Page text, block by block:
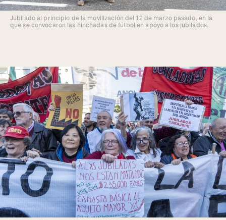
Jubilado al principio de la movilización del 12 de marzo pasado, en la
que se convocaron las hinchadas de fútbol en apoyo a los jubilados.